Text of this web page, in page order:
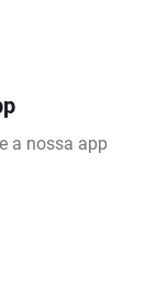
a nossa app